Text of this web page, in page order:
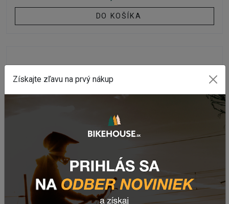
DO KOŠÍKA
ZADNÉ
Zadné svetlo MTB LEZYNE STRIP DRIVE STVZO
Získajte zľavu na prvý nákup